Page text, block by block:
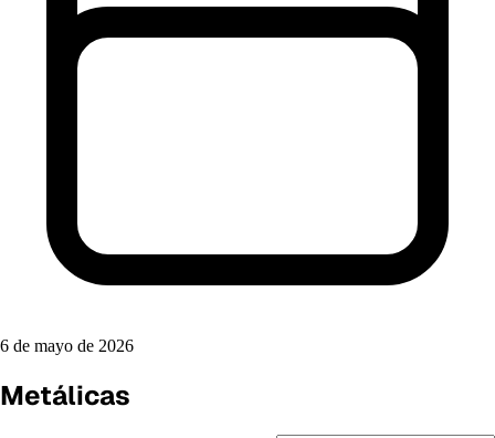
6 de mayo de 2026
Metálicas